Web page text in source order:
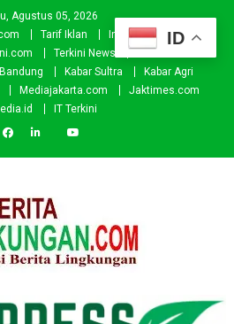
Agustus 05, 2026
Tarif Iklan Investor
Donasi
Terkini News
Kabar.id
Kabar Sultra
Kabar Agri
Mediajakarta.com
Jaktimes.com
IT Terkini
ID